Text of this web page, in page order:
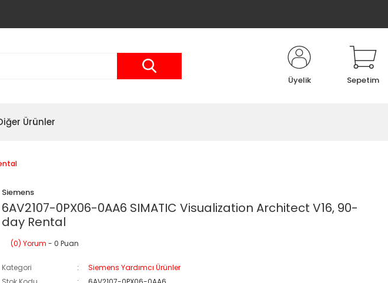
Üyelik Sepetim
Ürünler
Siemens
6AV2107-0PX06-0AA6 SIMATIC Visualization Architect V16, 90-
day Rental
(0) Yorum - 0 Puan
Kategori
Siemens Yardımcı Ürünler